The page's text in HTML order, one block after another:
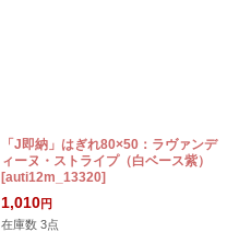
「J即納」はぎれ80×50：ラヴァンデ
ィーヌ・ストライプ（白ベース紫）
[auti12m_13320]
1,010円
在庫数 3点